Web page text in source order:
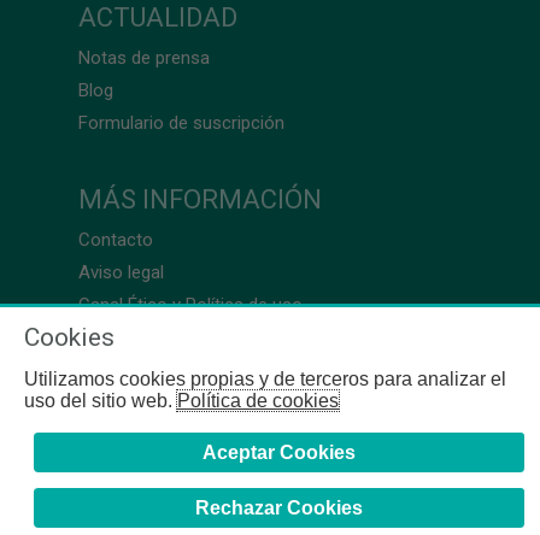
ACTUALIDAD
Notas de prensa
Blog
Formulario de suscripción
MÁS INFORMACIÓN
Contacto
Aviso legal
Canal Ético y Política de uso
Cookies
Utilizamos cookies propias y de terceros para analizar el
uso del sitio web.Política de cookies
Aceptar Cookies
Rechazar Cookies